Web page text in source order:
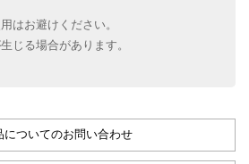
はお避けください。
じる場合があります。
についてのお問い合わせ